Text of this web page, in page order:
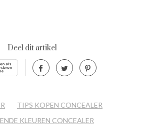
Deel dit artikel
TIPS KOPEN CONCEALER
KLEUREN CONCEALER